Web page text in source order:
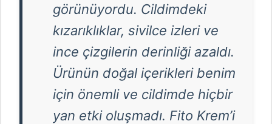
görünüyordu. Cildimdeki
kızarıklıklar, sivilce izleri ve
ince çizgilerin derinliği azaldı.
Ürünün doğal içerikleri benim
için önemli ve cildimde hiçbir
yan etki oluşmadı. Fito Krem’i